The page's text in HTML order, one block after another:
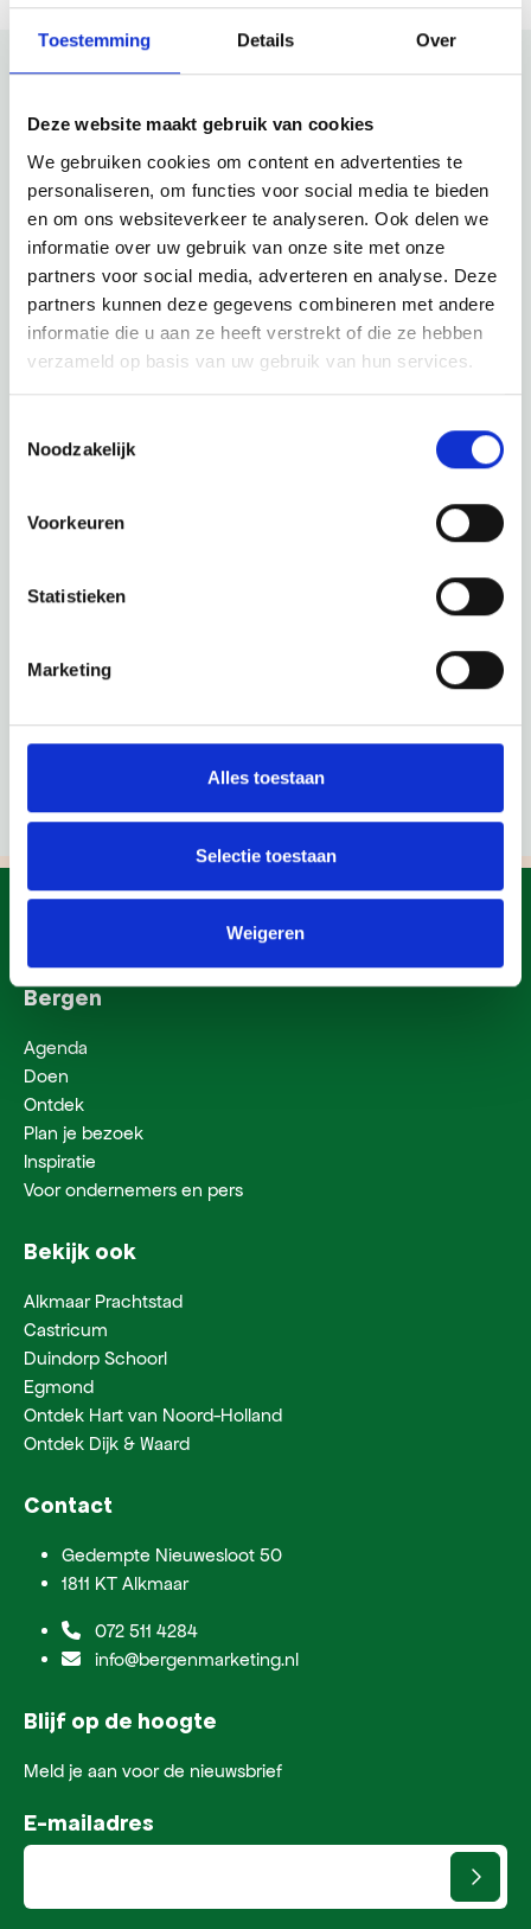
Toestemming Details Over
Deze website maakt gebruik van cookies
We gebruiken cookies om content en advertenties te
personaliseren, om functies voor social media te bieden
en om ons websiteverkeer te analyseren. Ook delen we
informatie over uw gebruik van onze site met onze
partners voor social media, adverteren en analyse. Deze
partners kunnen deze gegevens combineren met andere
informatie die u aan ze heeft verstrekt of die ze hebben
verzameld op basis van uw gebruik van hun services.
Noodzakelijk
Voorkeuren
Statistieken
Marketing
Alles toestaan
Selectie toestaan
Weigeren
Bekijk ook eens
Ontdek de rest van de regio! Bekijk de andere websites om
te zien wat deze prachtige omgeving nog meer te bieden
heeft.
Bergen
Agenda
Doen
Ontdek
Plan je bezoek
Inspiratie
Voor ondernemers en pers
Bekijk ook
Alkmaar Prachtstad
Castricum
Duindorp Schoorl
Egmond
Ontdek Hart van Noord-Holland
Ontdek Dijk & Waard
Contact
Gedempte Nieuwesloot 50
1811 KT Alkmaar
072 511 4284
info@bergenmarketing.nl
Blijf op de hoogte
Meld je aan voor de nieuwsbrief
E-mailadres